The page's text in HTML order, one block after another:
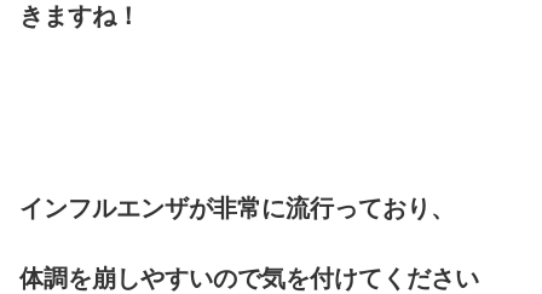
きますね！
インフルエンザが非常に流行っており、
体調を崩しやすいので気を付けてください